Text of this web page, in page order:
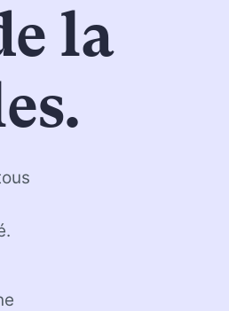
la